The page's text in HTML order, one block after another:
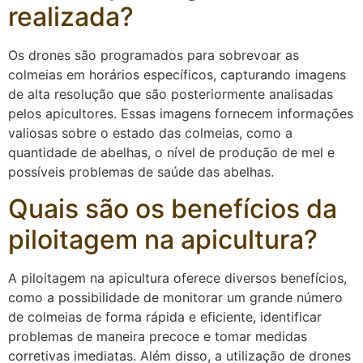
realizada?
Os drones são programados para sobrevoar as
colmeias em horários específicos, capturando imagens
de alta resolução que são posteriormente analisadas
pelos apicultores. Essas imagens fornecem informações
valiosas sobre o estado das colmeias, como a
quantidade de abelhas, o nível de produção de mel e
possíveis problemas de saúde das abelhas.
Quais são os benefícios da
piloitagem na apicultura?
A piloitagem na apicultura oferece diversos benefícios,
como a possibilidade de monitorar um grande número
de colmeias de forma rápida e eficiente, identificar
problemas de maneira precoce e tomar medidas
corretivas imediatas. Além disso, a utilização de drones